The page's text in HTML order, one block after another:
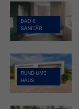
BAD &
SANITÄR
RUND UMS
HAUS